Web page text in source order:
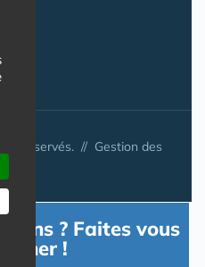
réservés. // Gestion des
? Faites vous
!